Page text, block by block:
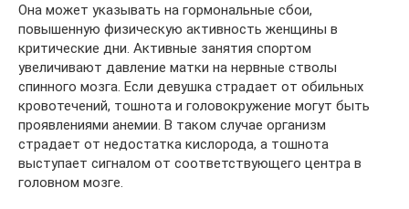
Она может указывать на гормональные сбои,
повышенную физическую активность женщины в
критические дни. Активные занятия спортом
увеличивают давление матки на нервные стволы
спинного мозга. Если девушка страдает от обильных
кровотечений, тошнота и головокружение могут быть
проявлениями анемии. В таком случае организм
страдает от недостатка кислорода, а тошнота
выступает сигналом от соответствующего центра в
головном мозге.